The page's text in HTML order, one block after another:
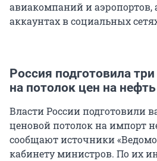
авиакомпаний и аэропортов,
аккаунтах в социальных
Россия подготовила
на потолок цен на нефть
Власти России подготовили
ценовой потолок на импорт
сообщают источники
кабинету министров. По их